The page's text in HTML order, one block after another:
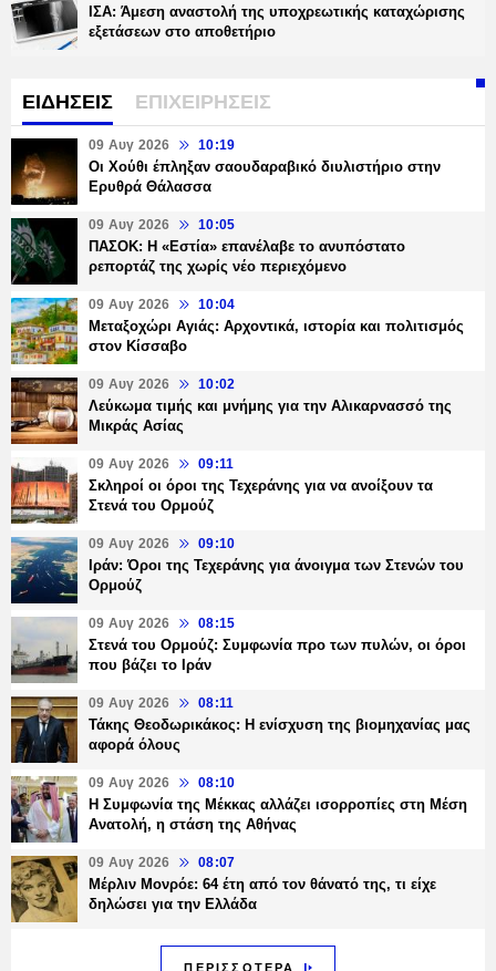
ΙΣΑ: Άμεση αναστολή της υποχρεωτικής καταχώρισης
εξετάσεων στο αποθετήριο
ΕΙΔΗΣΕΙΣ ΕΠΙΧΕΙΡΗΣΕΙΣ
09 Αυγ 2026 10:19
Οι Χούθι έπληξαν σαουδαραβικό διυλιστήριο στην
Ερυθρά Θάλασσα
09 Αυγ 2026 10:05
ΠΑΣΟΚ: Η «Εστία» επανέλαβε το ανυπόστατο
ρεπορτάζ της χωρίς νέο περιεχόμενο
09 Αυγ 2026 10:04
Μεταξοχώρι Αγιάς: Αρχοντικά, ιστορία και πολιτισμός
στον Κίσσαβο
09 Αυγ 2026 10:02
Λεύκωμα τιμής και μνήμης για την Αλικαρνασσό της
Μικράς Ασίας
09 Αυγ 2026 09:11
Σκληροί οι όροι της Τεχεράνης για να ανοίξουν τα
Στενά του Ορμούζ
09 Αυγ 2026 09:10
Ιράν: Όροι της Τεχεράνης για άνοιγμα των Στενών του
Ορμούζ
09 Αυγ 2026 08:15
Στενά του Ορμούζ: Συμφωνία προ των πυλών, οι όροι
που βάζει το Ιράν
09 Αυγ 2026 08:11
Τάκης Θεοδωρικάκος: Η ενίσχυση της βιομηχανίας μας
αφορά όλους
09 Αυγ 2026 08:10
Η Συμφωνία της Μέκκας αλλάζει ισορροπίες στη Μέση
Ανατολή, η στάση της Αθήνας
09 Αυγ 2026 08:07
Μέρλιν Μονρόε: 64 έτη από τον θάνατό της, τι είχε
δηλώσει για την Ελλάδα
ΠΕΡΙΣΣΟΤΕΡΑ